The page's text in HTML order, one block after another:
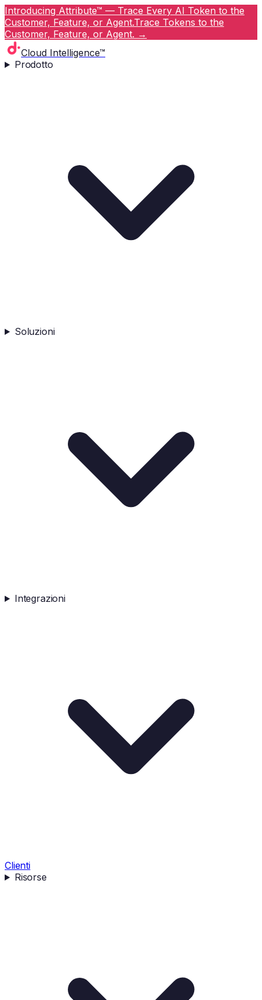
Introducing Attribute™ — Trace Every AI Token to the
Customer, Feature, or Agent.Trace Tokens to the
Customer, Feature, or Agent. →
Cloud Intelligence™
Prodotto
Soluzioni
Integrazioni
Clienti
Risorse